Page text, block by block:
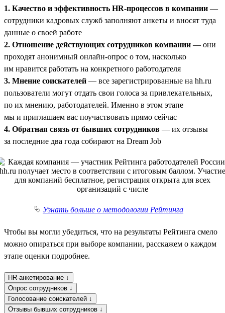
1. Качество и эффективность HR-процессов в компании —
сотрудники кадровых служб заполняют анкеты и вносят туда
данные о своей работе
2. Отношение действующих сотрудников компании — они
проходят анонимный онлайн-опрос о том, насколько
им нравится работать на конкретного работодателя
3. Мнение соискателей — все зарегистрированные на hh.ru
пользователи могут отдать свои голоса за привлекательных,
по их мнению, работодателей. Именно в этом этапе
мы и приглашаем вас поучаствовать прямо сейчас
4. Обратная связь от бывших сотрудников — их отзывы
за последние два года собирают на Dream Job
⮱ Узнать больше о методологии Рейтинга
Чтобы вы могли убедиться, что на результаты Рейтинга смело
можно опираться при выборе компании, расскажем о каждом
этапе оценки подробнее.
HR-анкетирование ↓
Опрос сотрудников ↓
Голосование соискателей ↓
Отзывы бывших сотрудников ↓